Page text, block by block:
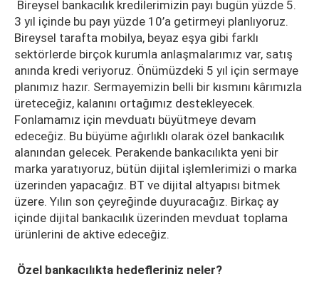
Bireysel bankacılık kredilerimizin payı bugün yüzde 5.
3 yıl içinde bu payı yüzde 10’a getirmeyi planlıyoruz.
Bireysel tarafta mobilya, beyaz eşya gibi farklı
sektörlerde birçok kurumla anlaşmalarımız var, satış
anında kredi veriyoruz. Önümüzdeki 5 yıl için sermaye
planımız hazır. Sermayemizin belli bir kısmını kârımızla
üreteceğiz, kalanını ortağımız destekleyecek.
Fonlamamız için mevduatı büyütmeye devam
edeceğiz. Bu büyüme ağırlıklı olarak özel bankacılık
alanından gelecek. Perakende bankacılıkta yeni bir
marka yaratıyoruz, bütün dijital işlemlerimizi o marka
üzerinden yapacağız. BT ve dijital altyapısı bitmek
üzere. Yılın son çeyreğinde duyuracağız. Birkaç ay
içinde dijital bankacılık üzerinden mevduat toplama
ürünlerini de aktive edeceğiz.
Özel bankacılıkta hedefleriniz neler?